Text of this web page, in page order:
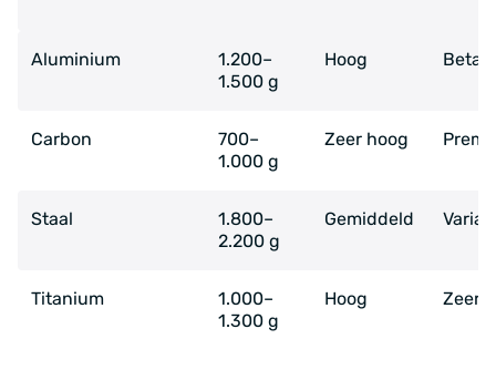
Aluminium
1.200–
1.500 g
Hoog
Carbon
700–
1.000 g
Zeer hoog
Staal
1.800–
2.200 g
Gemiddeld
Titanium
1.000–
1.300 g
Hoog Zeer